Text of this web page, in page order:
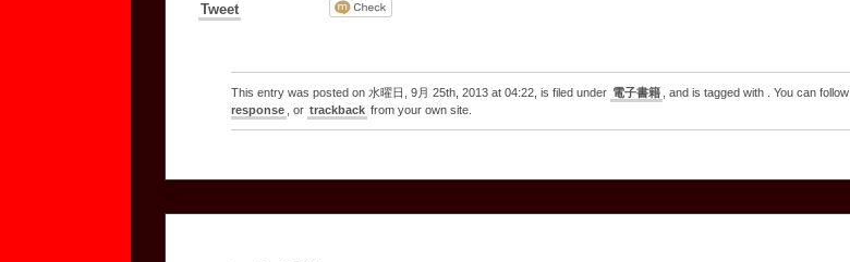
Tweet
This entry was posted on 水曜日, 9月 25th, 2013 at 04:22, is filed under 電子書籍 , and is tagged with . You can
response
, or trackback from your own site.